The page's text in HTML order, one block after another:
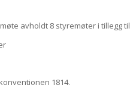
avholdt 8 styremøter i tillegg
1814.